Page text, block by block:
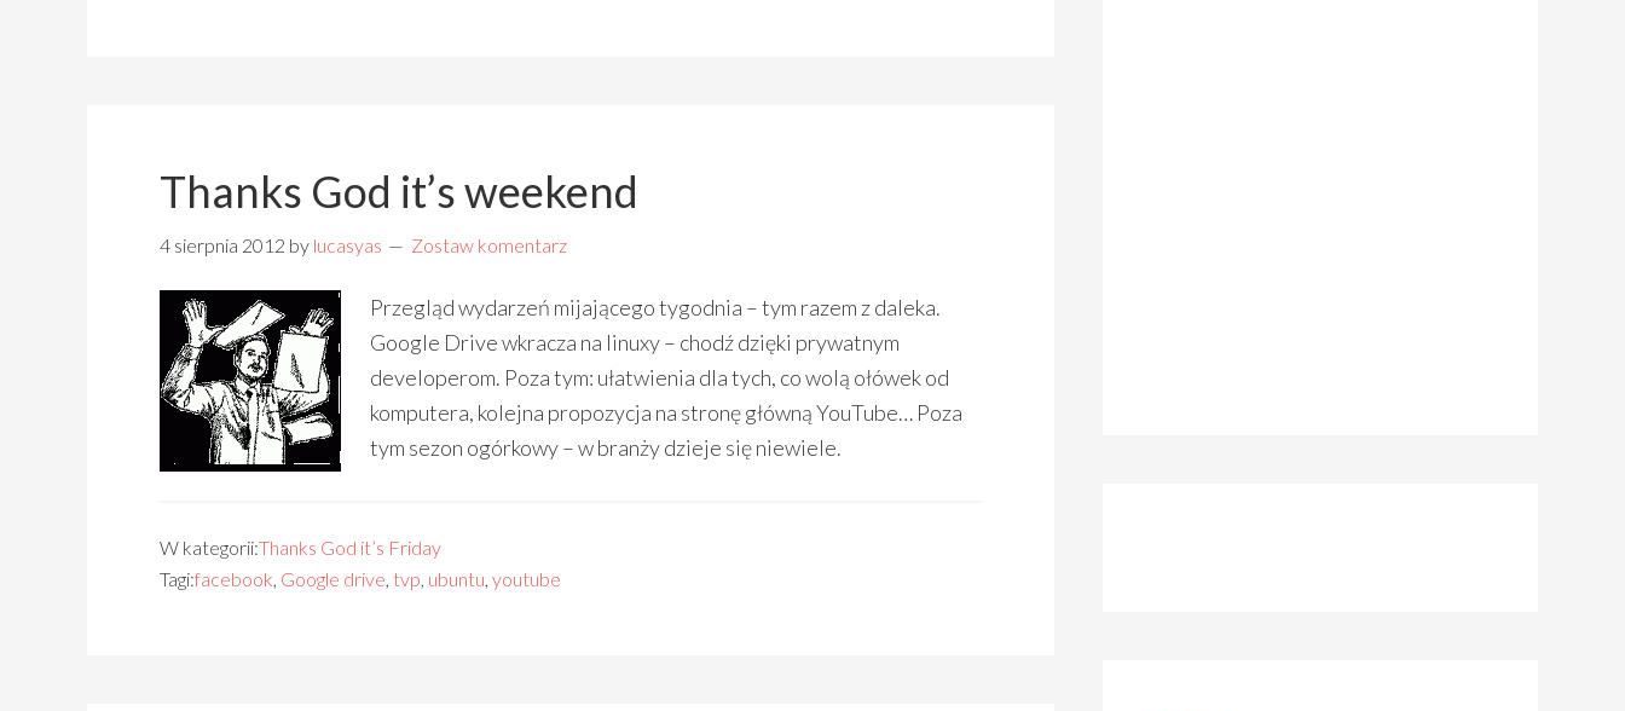
Thanks God it’s weekend
4 sierpnia 2012 by lucasyas Zostaw komentarz
Przegląd wydarzeń mijającego tygodnia – tym razem z daleka.
Google Drive wkracza na linuxy – chodź dzięki prywatnym
developerom. Poza tym: ułatwienia dla tych, co wolą ołówek od
komputera, kolejna propozycja na stronę główną YouTube… Poza
tym sezon ogórkowy – w branży dzieje się niewiele.
W kategorii:Thanks God it’s Friday
Tagi:facebook, Google drive, tvp, ubuntu, youtube